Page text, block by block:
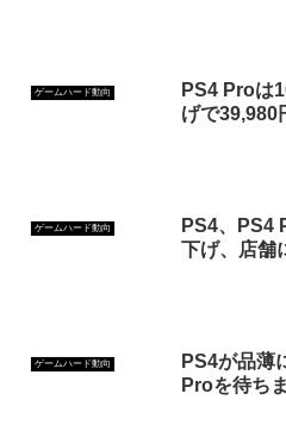
ゲームハード動向
PS4 Proは
げで39,980
ゲームハード動向
PS4、PS4
下げ、店舗
ゲームハード動向
PS4が品薄
Proを待ち